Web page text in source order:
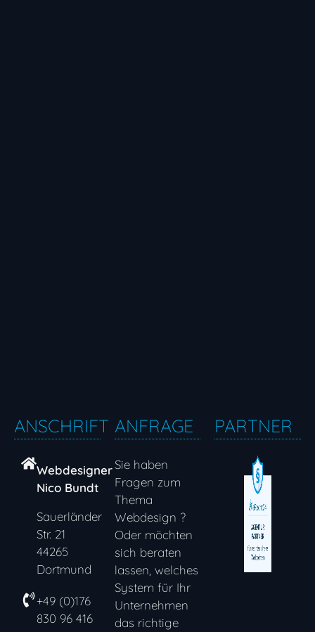
ANSCHRIFT
Webdesigner
Nico Bundt
Sauerländer
Str. 21
44265
Dortmund
+49 (0)176
830 96 416
ANFRAGE
Sie haben
Fragen zum
Thema
Webdesign ?
Oder möchten
sich beraten
lassen, welches
System für Ihr
Unternehmen
das richtige
PARTNER